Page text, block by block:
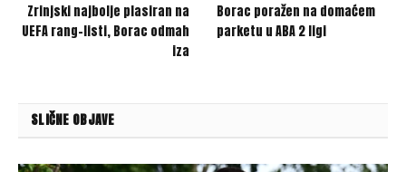
Zrinjski najbolje plasiran na
UEFA rang-listi, Borac odmah
iza
Borac poražen na domaćem
parketu u ABA 2 ligi
SLIČNE OBJAVE